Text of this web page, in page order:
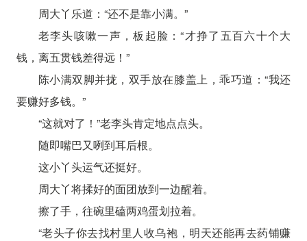
周大丫乐道：“还不是靠小满。”
老李头咳嗽一声，板起脸：“才挣了五百六十个大
钱，离五贯钱差得远！”
陈小满双脚并拢，双手放在膝盖上，乖巧道：“我还
要赚好多钱。”
“这就对了！”老李头肯定地点点头。
随即嘴巴又咧到耳后根。
这小丫头运气还挺好。
周大丫将揉好的面团放到一边醒着。
擦了手，往碗里磕两鸡蛋划拉着。
“老头子你去找村里人收乌袍，明天还能再去药铺赚